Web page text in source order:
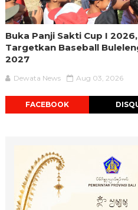
Buka Panji Sakti Cup I
Targetkan Baseball
2027
Dewata News Aug 03, 2026
FACEBOOK